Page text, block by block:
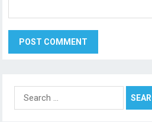
for: